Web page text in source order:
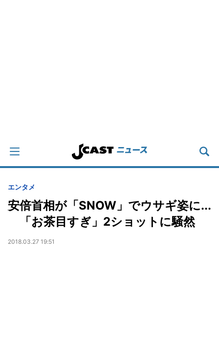
エンタメ
安倍首相が「SNOW」でウサギ姿に...
「お茶目すぎ」2ショットに騒然
2018.03.27 19:51